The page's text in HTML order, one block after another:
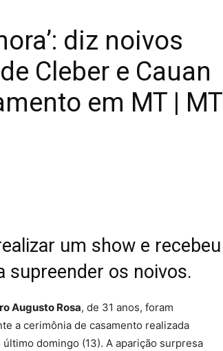
diz noivos
Cleber e Cauan
em MT | MT
um show e recebeu
supreender os noivos.
Augusto Rosa, de 31 anos, foram
a cerimônia de casamento realizada
domingo (13). A aparição surpresa